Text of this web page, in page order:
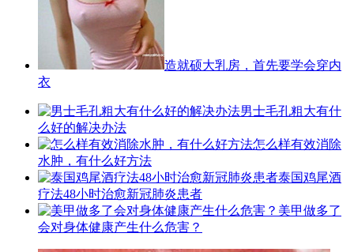
造就硕大乳房，首先要学会穿内
衣
男士毛孔粗大有什
么好的解决办法
怎么样有效消除
水肿，有什么好方法
泰国鸡尾酒
疗法48小时治愈新冠肺炎患者
美甲做多了
会对身体健康产生什么危害？